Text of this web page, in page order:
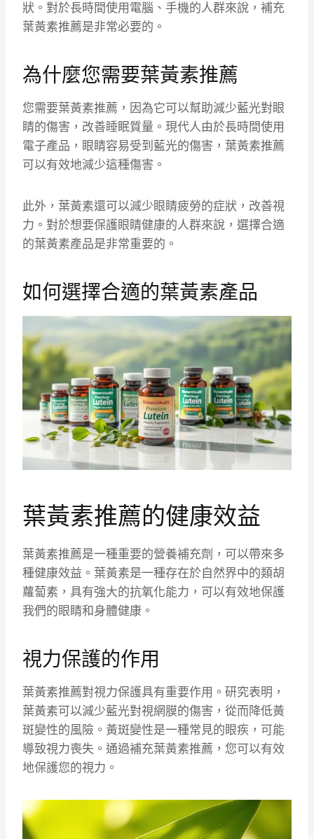
狀。對於長時間使用電腦、手機的人群來說，補充
葉黃素推薦是非常必要的。
為什麼您需要葉黃素推薦
您需要葉黃素推薦，因為它可以幫助減少藍光對眼
睛的傷害，改善睡眠質量。現代人由於長時間使用
電子產品，眼睛容易受到藍光的傷害，葉黃素推薦
可以有效地減少這種傷害。
此外，葉黃素還可以減少眼睛疲勞的症狀，改善視
力。對於想要保護眼睛健康的人群來說，選擇合適
的葉黃素產品是非常重要的。
如何選擇合適的葉黃素產品
葉黃素推薦的健康效益
葉黃素推薦是一種重要的營養補充劑，可以帶來多
種健康效益。葉黃素是一種存在於自然界中的類胡
蘿蔔素，具有強大的抗氧化能力，可以有效地保護
我們的眼睛和身體健康。
視力保護的作用
葉黃素推薦對視力保護具有重要作用。研究表明，
葉黃素可以減少藍光對視網膜的傷害，從而降低黃
斑變性的風險。黃斑變性是一種常見的眼疾，可能
導致視力喪失。通過補充葉黃素推薦，您可以有效
地保護您的視力。